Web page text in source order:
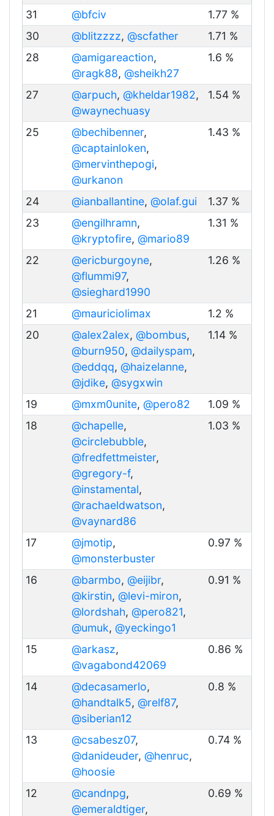
31 @bfciv
1.77 %
30
@blitzzzz, @scfather
1.71 %
28
@amigareaction,
@ragk88, @sheikh27
1.6 %
27 @arpuch, @kheldar1982,
@waynechuasy
1.54 %
25 @bechibenner,
@captainloken,
@mervinthepogi,
@urkanon
1.43 %
24 @ianballantine, @olaf.gui
1.37 %
23
@engilhramn,
@kryptofire, @mario89
1.31 %
22 @ericburgoyne,
@flummi97,
@sieghard1990
1.26 %
21 @mauriciolimax
1.2 %
20
@alex2alex, @bombus,
@burn950, @dailyspam,
@eddqq, @haizelanne,
@jdike, @sygxwin
1.14 %
19 @mxm0unite, @pero82
1.09 %
18
@chapelle,
@circlebubble,
@fredfettmeister,
@gregory-f,
@instamental,
@rachaeldwatson,
@vaynard86
1.03 %
17 @jmotip,
@monsterbuster
0.97 %
16 @barmbo, @eijibr,
@kirstin, @levi-miron,
@lordshah, @pero821,
@umuk, @yeckingo1
0.91 %
15 @arkasz,
@vagabond42069
0.86 %
14 @decasamerlo,
@handtalk5, @relf87,
@siberian12
0.8 %
13 @csabesz07,
@danideuder, @henruc,
@hoosie
0.74 %
12 @candnpg,
@emeraldtiger,
0.69 %